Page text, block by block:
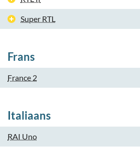
Super RTL
Frans
France 2
Italiaans
RAI Uno